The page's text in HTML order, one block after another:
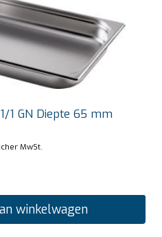
1 GN Diepte 65 mm
MwSt.
winkelwagen